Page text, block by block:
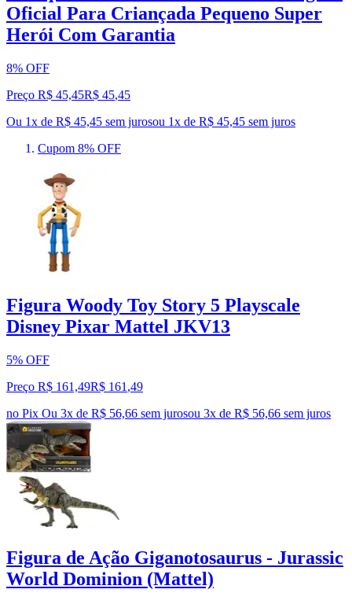
Oficial Para Criançada Pequeno Super
Herói Com Garantia
8% OFF
Preço R$ 45,45R$ 45,45
Ou 1x de R$ 45,45 sem jurosou 1x de R$ 45,45 sem juros
Cupom 8% OFF
Figura Woody Toy Story 5 Playscale
Disney Pixar Mattel JKV13
5% OFF
Preço R$ 161,49R$ 161 ,49
no Pix Ou 3x de R$ 56,66 sem jurosou 3x de R$ 56,66 sem juros
Figura de Ação Giganotosaurus - Jurassic
World Dominion (Mattel)